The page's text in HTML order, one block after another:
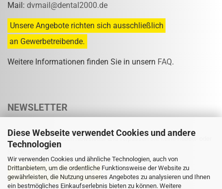
Diese Webseite verwendet Cookies und andere
Technologien
Wir verwenden Cookies und ähnliche Technologien, auch von
Drittanbietern, um die ordentliche Funktionsweise der Website zu
gewährleisten, die Nutzung unseres Angebotes zu analysieren und Ihnen
ein bestmögliches Einkaufserlebnis bieten zu können. Weitere
Mail: dvmail@dental2000.de
Unsere Angebote richten sich ausschließlich
an Gewerbetreibende.
Weitere Informationen finden Sie in unsern FAQ.
NEWSLETTER
Abonnieren Sie unseren Newsletter und verpassen Sie keine Rabatt- oder
Sonderpreisaktion mehr.